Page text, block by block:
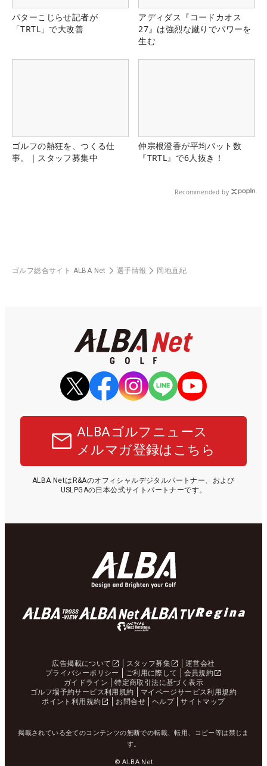
パターこじらせ記者が
「TRTL」で大改善
アディダス『コードカオス
27』は強烈な蹴りでパワーを
生む
ゴルフの熱狂を、つくる仕
事。｜スタッフ募集中
仲宗根澄香が平均パット数
『TRTL』で6人抜き！
Recommended by
ゴルフ総合サイト ALBA Net 選手情報 岡地直紀
ALBAゴルフニュース
メルマガ登録はこちら
ALBA NetはR&Aのオフィシャルデジタルパートナー、および
USLPGAの日本公式サイトパートナーです。
広告掲載について スタッフ募集
運営会社
プライバシーポリシー
ご利用に際して
会員規約
ガイドライン
特定商取引法に基づく表示
ゴルフ場予約サービス利用規約
マイページサービス利用規約
ポイント利用規約
お問合せ ヘルプ サイトマップ
掲載されている全てのコンテンツの無断での転載、転用、コピー等は禁じま
す。
© ALBA Net